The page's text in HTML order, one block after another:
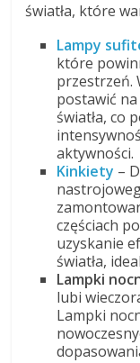
światła, które
Lampy
które
przestrzeń.
postawić
światła, co
aktywności.
Kinkiety –
częściach
uzyskanie
światła,
Lampki
lubi
Lampki